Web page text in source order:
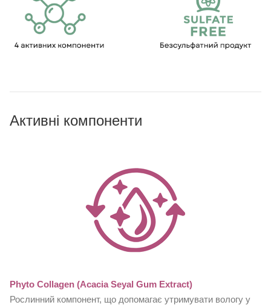
Активні компоненти
Phyto Collagen (Acacia Seyal Gum Extract)
Рослинний компонент, що допомагає утримувати вологу у